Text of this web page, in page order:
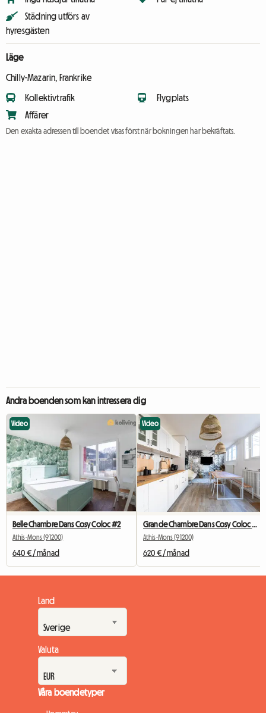
Städning utförs av
hyresgästen
Läge
Chilly-Mazarin, Frankrike
Kollektivtrafik
Affärer
Flygplats
Den exakta adressen till boendet visas först när bokningen har bekräftats.
Andra boenden som kan intressera dig
Video
Belle Chambre Dans Cosy Coloc #2
Athis-Mons (91200)
640 € / månad
Video
Athis-Mons (91200)
620 € / månad
Land
Valuta
Våra boendetyper